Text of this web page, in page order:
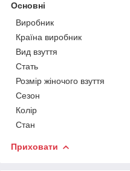
Основні
Виробник
Країна виробник
Вид взуття
Стать
Розмір жіночого взуття
Сезон
Колір
Стан
Приховати